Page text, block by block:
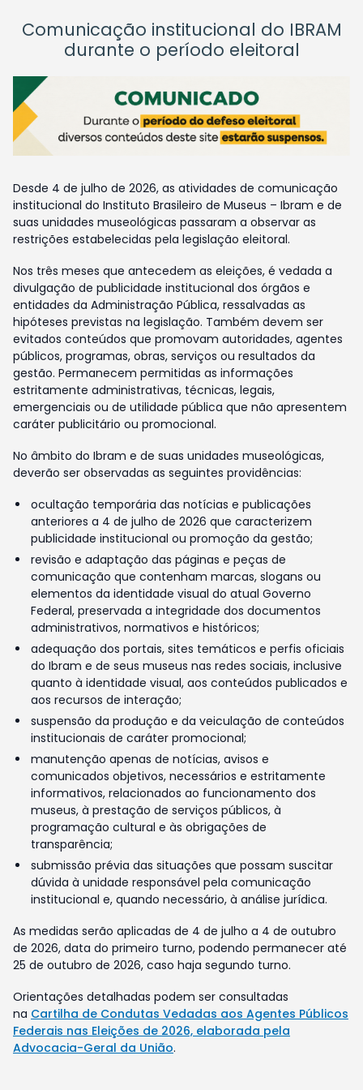
Comunicação institucional do IBRAM
durante o período eleitoral
Desde 4 de julho de 2026, as atividades de comunicação
institucional do Instituto Brasileiro de Museus – Ibram e de
suas unidades museológicas passaram a observar as
restrições estabelecidas pela legislação eleitoral.
Nos três meses que antecedem as eleições, é vedada a
divulgação de publicidade institucional dos órgãos e
entidades da Administração Pública, ressalvadas as
hipóteses previstas na legislação. Também devem ser
evitados conteúdos que promovam autoridades, agentes
públicos, programas, obras, serviços ou resultados da
gestão. Permanecem permitidas as informações
estritamente administrativas, técnicas, legais,
emergenciais ou de utilidade pública que não apresentem
caráter publicitário ou promocional.
No âmbito do Ibram e de suas unidades museológicas,
deverão ser observadas as seguintes providências:
ocultação temporária das notícias e publicações
anteriores a 4 de julho de 2026 que caracterizem
publicidade institucional ou promoção da gestão;
revisão e adaptação das páginas e peças de
comunicação que contenham marcas, slogans ou
elementos da identidade visual do atual Governo
Federal, preservada a integridade dos documentos
administrativos, normativos e históricos;
adequação dos portais, sites temáticos e perfis oficiais
do Ibram e de seus museus nas redes sociais, inclusive
quanto à identidade visual, aos conteúdos publicados e
aos recursos de interação;
suspensão da produção e da veiculação de conteúdos
institucionais de caráter promocional;
manutenção apenas de notícias, avisos e
comunicados objetivos, necessários e estritamente
informativos, relacionados ao funcionamento dos
museus, à prestação de serviços públicos, à
programação cultural e às obrigações de
transparência;
submissão prévia das situações que possam suscitar
dúvida à unidade responsável pela comunicação
institucional e, quando necessário, à análise jurídica.
As medidas serão aplicadas de 4 de julho a 4 de outubro
de 2026, data do primeiro turno, podendo permanecer até
25 de outubro de 2026, caso haja segundo turno.
Orientações detalhadas podem ser consultadas
na Cartilha de Condutas Vedadas aos Agentes Públicos
Federais nas Eleições de 2026, elaborada pela
Advocacia-Geral da União.